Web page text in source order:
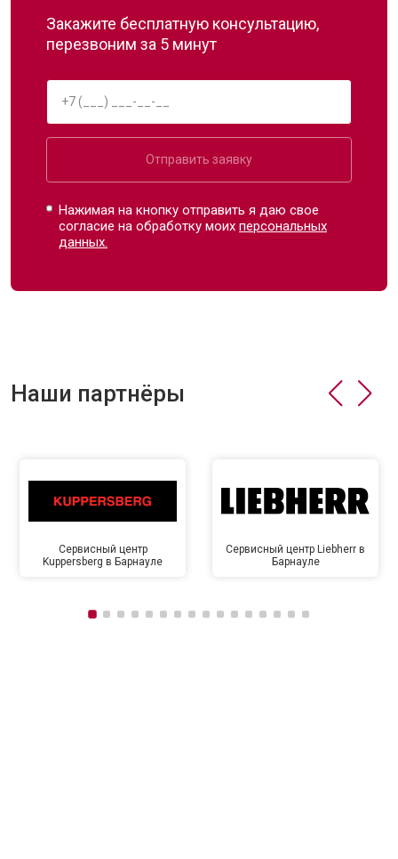
Закажите бесплатную консультацию,
перезвоним за 5 минут
Отправить заявку
Нажимая на кнопку отправить я даю свое
согласие на обработку моихперсональных
данных.
Наши партнёры
Сервисный центр
Kuppersberg в Барнауле
Сервисный центр Liebherr в
Барнауле